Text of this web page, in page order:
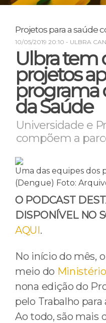
Projetos para a saúde
10/05/2019 20:10 - ULBRA
Ulbra tem
projetos
programa
da Saúde
Universidade e
compõem a
Uma das equipes dos
(Dengue) Foto:
O PODCAST
DISPONÍVEL NO
AQUI.
No início do mês,
meio do
nona edição do
pelo Trabalho para
Ao todo, são mais